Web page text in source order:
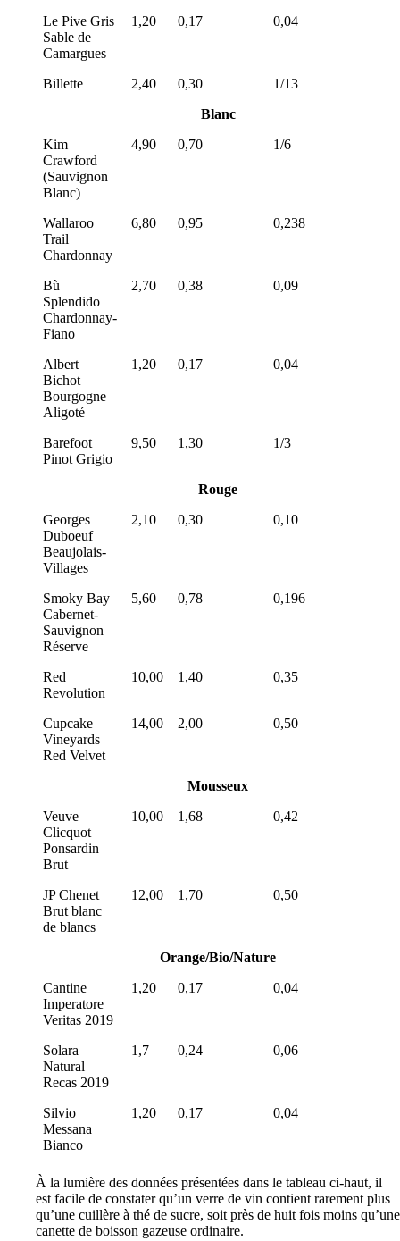
Le Pive Gris
Sable de
Camargues
1,20 0,17 0,04
Billette 2,40 0,30
1/13
Blanc
Kim
Crawford
(Sauvignon
Blanc)
4,90 0,70 1/6
Wallaroo
Trail
Chardonnay
6,80 0,95 0,238
Bù
Splendido
Chardonnay-
Fiano
2,70 0,38 0,09
Albert
Bichot
Bourgogne
Aligoté
1,20 0,17 0,04
Barefoot
Pinot Grigio
9,50 1,30 1/3
Rouge
Georges
Duboeuf
Beaujolais-
Villages
2,10 0,30 0,10
Smoky Bay
Cabernet-
Sauvignon
Réserve
5,60 0,78 0,196
Red
Revolution
10,00 1,40 0,35
Cupcake
Vineyards
Red Velvet
14,00 2,00 0,50
Mousseux
Veuve
Clicquot
Ponsardin
Brut
10,00 1,68 0,42
JP Chenet
Brut blanc
de blancs
12,00 1,70 0,50
Orange/Bio/Nature
Cantine
Imperatore
Veritas 2019
1,20 0,17 0,04
Solara
Natural
Recas 2019
1,7 0,24 0,06
Silvio
Messana
Bianco
1,20 0,17 0,04
À la lumière des données présentées dans le tableau ci-haut, il
est facile de constater qu’un verre de vin contient rarement plus
qu’une cuillère à thé de sucre, soit près de huit fois moins qu’une
canette de boisson gazeuse ordinaire.